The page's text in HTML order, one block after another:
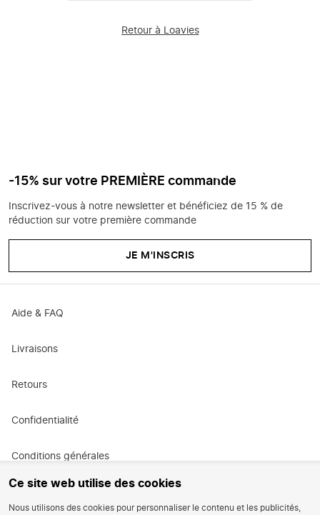
Ce site web utilise des cookies
Nous utilisons des cookies pour personnaliser le contenu et les publicités,
Retour à Loavies
-15% sur votre PREMIÈRE commande
Inscrivez-vous à notre newsletter et bénéficiez de 15 % de
réduction sur votre première commande
JE M'INSCRIS
Aide & FAQ
Livraisons
Retours
Confidentialité
Conditions générales